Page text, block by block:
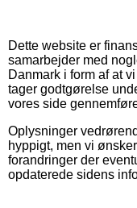
Dette website er
samarbejder med
Danmark i form af at
tager godtgørelse
vores side
Oplysninger
hyppigt, men vi
forandringer der
opdaterede sidens